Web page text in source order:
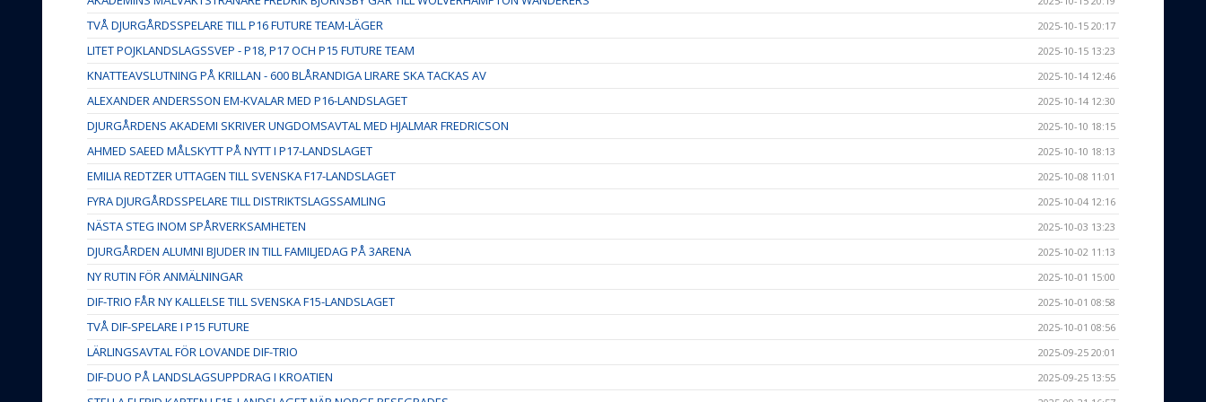
TVÅ DJURGÅRDSSPELARE TILL P16 FUTURE TEAM-LÄGER 2025-10-15 20:17
LITET POJKLANDSLAGSSVEP - P18, P17 OCH P15 FUTURE TEAM 2025-10-15 13:23
KNATTEAVSLUTNING PÅ KRILLAN - 600 BLÅRANDIGA LIRARE SKA TACKAS AV 2025-10-14 12:46
ALEXANDER ANDERSSON EM-KVALAR MED P16-LANDSLAGET 2025-10-14 12:30
DJURGÅRDENS AKADEMI SKRIVER UNGDOMSAVTAL MED HJALMAR FREDRICSON 2025-10-10 18:15
AHMED SAEED MÅLSKYTT PÅ NYTT I P17-LANDSLAGET 2025-10-10 18:13
EMILIA REDTZER UTTAGEN TILL SVENSKA F17-LANDSLAGET 2025-10-08 11:01
FYRA DJURGÅRDSSPELARE TILL DISTRIKTSLAGSSAMLING 2025-10-04 12:16
NÄSTA STEG INOM SPÅRVERKSAMHETEN 2025-10-03 13:23
DJURGÅRDEN ALUMNI BJUDER IN TILL FAMILJEDAG PÅ 3ARENA 2025-10-02 11:13
NY RUTIN FÖR ANMÄLNINGAR 2025-10-01 15:00
DIF-TRIO FÅR NY KALLELSE TILL SVENSKA F15-LANDSLAGET 2025-10-01 08:58
TVÅ DIF-SPELARE I P15 FUTURE 2025-10-01 08:56
LÄRLINGSAVTAL FÖR LOVANDE DIF-TRIO 2025-09-25 20:01
DIF-DUO PÅ LANDSLAGSUPPDRAG I KROATIEN 2025-09-25 13:55